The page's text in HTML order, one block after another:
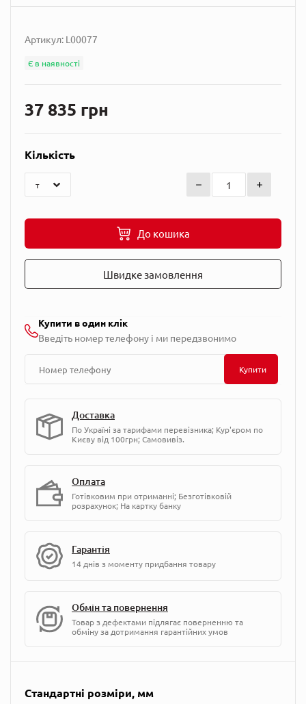
Артикул: L00077
Є в наявності
37 835 грн
Кількість
До кошика
Швидке замовлення
Купити в один клік
Введіть номер телефону і ми передзвонимо
Купити
Доставка
По Україні за тарифами перевізника; Кур'єром по
Києву від 100грн; Самовивіз.
Оплата
Готівковим при отриманні; Безготівковій
розрахунок; На картку банку
Гарантія
14 днів з моменту придбання товару
Обмін та повернення
Товар з дефектами підлягає поверненню та
обміну за дотримання гарантійних умов
Стандартні розміри, мм